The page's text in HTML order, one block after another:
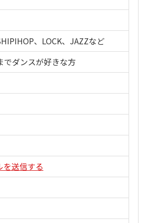
、LOCK、JAZZなど
でダンスが好きな方
を送信する